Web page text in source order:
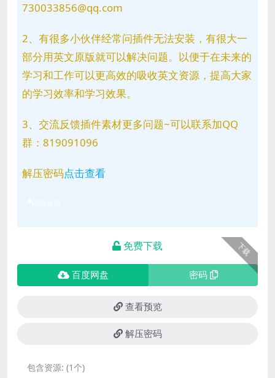
730033856@qq.com
2、有很多小伙伴经常问插件无法安装，有很大一
部分用英文原版就可以解决问题。以便于在未来的
学习和工作可以更高效的吸收英文资源，提高大家
的学习效率和学习效果。
3、交流反馈插件素材更多问题~可以联系加QQ
群：819091096
解压密码点击查看
下载
免费下载
百度网盘 密码
查看预览
解压密码
包含资源: (1个)